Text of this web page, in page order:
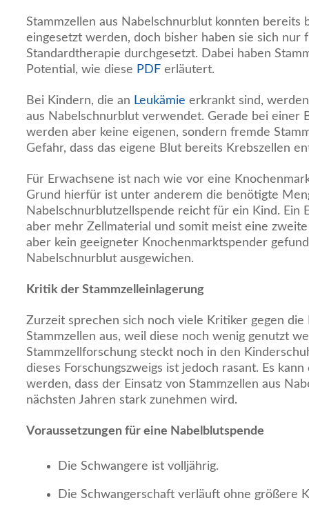
Stammzellen aus Nabelschnurblut konnten bereits
eingesetzt werden, doch bisher haben sie sich nur
Standardtherapie durchgesetzt. Dabei haben
Potential, wie diese PDF erläutert.
Bei Kindern, die an Leukämie erkrankt sind,
aus Nabelschnurblut verwendet. Gerade bei einer
werden aber keine eigenen, sondern fremde
Gefahr, dass das eigene Blut bereits Krebszellen
Für Erwachsene ist nach wie vor eine
Grund hierfür ist unter anderem die benötigte
Nabelschnurblutzellspende reicht für ein Kind. Ein
aber mehr Zellmaterial und somit meist eine
aber kein geeigneter Knochenmarktspender
Nabelschnurblut ausgewichen.
Kritik der Stammzelleinlagerung
Zurzeit sprechen sich noch viele Kritiker gegen die
Stammzellen aus, weil diese noch wenig genutzt
Stammzellforschung steckt noch in den
dieses Forschungszweigs ist jedoch rasant. Es kann
werden, dass der Einsatz von Stammzellen aus
nächsten Jahren stark zunehmen wird.
Voraussetzungen für eine Nabelblutspende
Die Schwangere ist volljährig.
Die Schwangerschaft verläuft ohne größere